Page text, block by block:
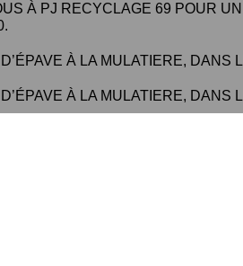
À PJ RECYCLAGE 69 POUR
À LA MULATIERE, DANS
À LA MULATIERE, DANS